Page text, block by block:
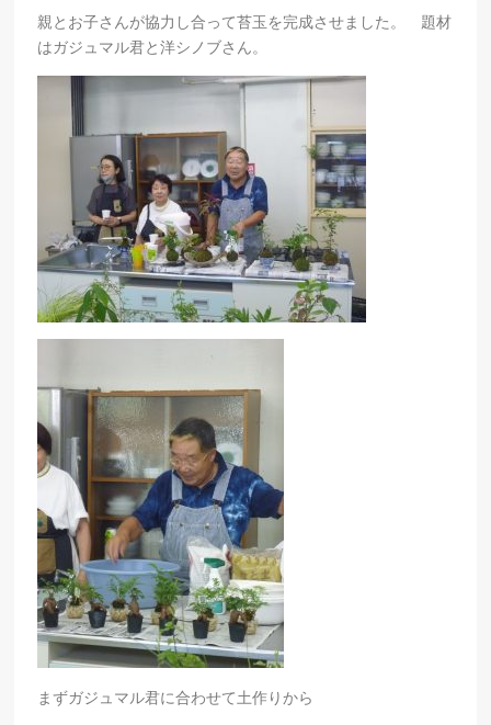
親とお子さんが協力し合って苔玉を完成させました。 題材
はガジュマル君と洋シノブさん。
まずガジュマル君に合わせて土作りから